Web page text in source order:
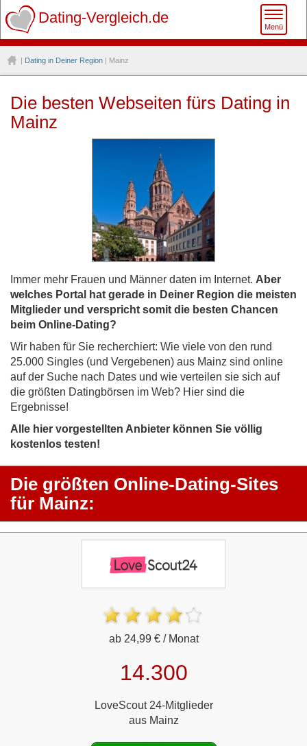
Dating-Vergleich.de
Toggle
Menü
| Dating in Deiner Region | Mainz
Die besten Webseiten fürs Dating in
Mainz
Immer mehr Frauen und Männer daten im Internet. Aber
welches Portal hat gerade in Deiner Region die meisten
Mitglieder und verspricht somit die besten Chancen
beim Online-Dating?
Wir haben für Sie recherchiert: Wie viele von den rund
25.000 Singles (und Vergebenen) aus Mainz sind online
auf der Suche nach Dates und wie verteilen sie sich auf
die größten Datingbörsen im Web? Hier sind die
Ergebnisse!
Alle hier vorgestellten Anbieter können Sie völlig
kostenlos testen!
Die größten Online-Dating-Sites
für Mainz:
ab 24,99 € / Monat
14.300
LoveScout 24-Mitglieder
aus Mainz